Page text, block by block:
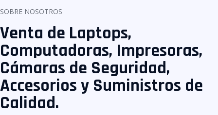
SOBRE NOSOTROS
Venta de Laptops,
Computadoras, Impresoras,
Cámaras de Seguridad,
Accesorios y Suministros de
Calidad.